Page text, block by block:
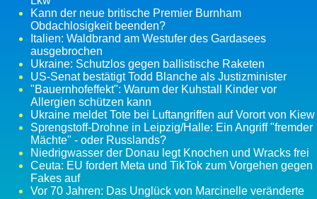
Kann der neue britische Premier Burnham
Obdachlosigkeit beenden?
Italien: Waldbrand am Westufer des Gardasees
ausgebrochen
Ukraine: Schutzlos gegen ballistische Raketen
US-Senat bestätigt Todd Blanche als Justizminister
"Bauernhofeffekt": Warum der Kuhstall Kinder vor
Allergien schützen kann
Ukraine meldet Tote bei Luftangriffen auf Vorort von Kiew
Sprengstoff-Drohne in Leipzig/Halle: Ein Angriff "fremder
Mächte" - oder Russlands?
Niedrigwasser der Donau legt Knochen und Wracks frei
Ceuta: EU fordert Meta und TikTok zum Vorgehen gegen
Fakes auf
Vor 70 Jahren: Das Unglück von Marcinelle veränderte